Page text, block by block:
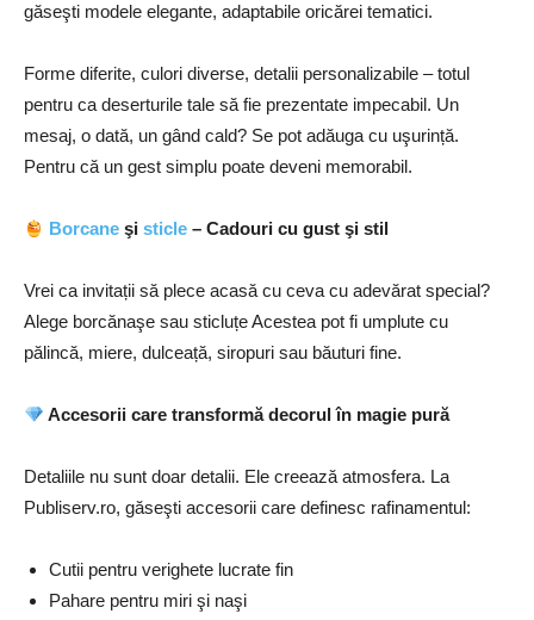
găseşti modele elegante, adaptabile oricărei tematici.
Forme diferite, culori diverse, detalii personalizabile – totul
pentru ca deserturile tale să fie prezentate impecabil. Un
mesaj, o dată, un gând cald? Se pot adăuga cu uşurință.
Pentru că un gest simplu poate deveni memorabil.
Borcane şisticle – Cadouri cu gust şi stil
Vrei ca invitații să plece acasă cu ceva cu adevărat special?
Alege borcănaşe sau sticluțe Acestea pot fi umplute cu
pălincă, miere, dulceață, siropuri sau băuturi fine.
Accesorii care transformă decorul în magie pură
Detaliile nu sunt doar detalii. Ele creează atmosfera. La
Publiserv.ro, găseşti accesorii care definesc rafinamentul:
Cutii pentru verighete lucrate fin
Pahare pentru miri şi naşi